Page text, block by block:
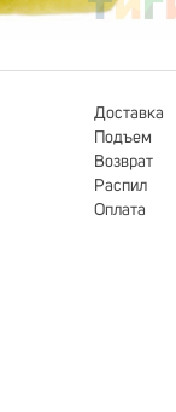
Доставка
Подъем
Возврат
Распил
Оплата